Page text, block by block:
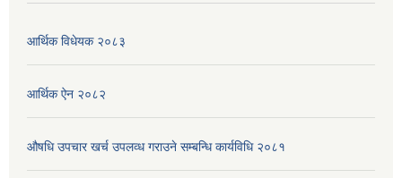
आर्थिक विधेयक २०८३
आर्थिक ऐन २०८२
औषधि उपचार खर्च उपलव्ध गराउने सम्बन्धि कार्यविधि २०८१